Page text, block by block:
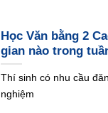
Học Văn bằng 2
gian nào trong
Thí sinh có nhu cầu
nghiệm